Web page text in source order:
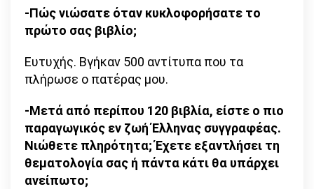
-Πώς νιώσατε όταν κυκλοφορήσατε το
πρώτο σας βιβλίο;
Ευτυχής. Βγήκαν 500 αντίτυπα που τα
πλήρωσε ο πατέρας μου.
-Μετά από περίπου 120 βιβλία, είστε ο πιο
παραγωγικός εν ζωή Έλληνας συγγραφέας.
Νιώθετε πληρότητα; Έχετε εξαντλήσει τη
θεματολογία σας ή πάντα κάτι θα υπάρχει
ανείπωτο;